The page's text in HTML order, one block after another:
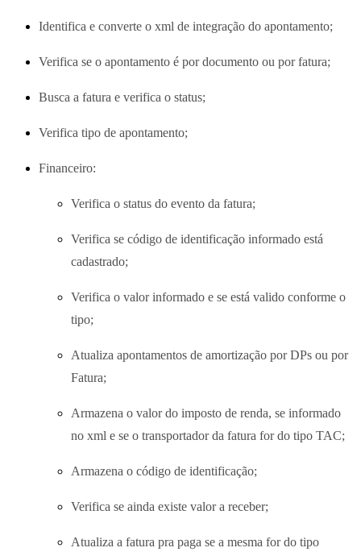
Identifica e converte o xml de integração do apontamento;
Verifica se o apontamento é por documento ou por fatura;
Busca a fatura e verifica o status;
Verifica tipo de apontamento;
Financeiro:
Verifica o status do evento da fatura;
Verifica se código de identificação informado está
cadastrado;
Verifica o valor informado e se está valido conforme o
tipo;
Atualiza apontamentos de amortização por DPs ou por
Fatura;
Armazena o valor do imposto de renda, se informado
no xml e se o transportador da fatura for do tipo TAC;
Armazena o código de identificação;
Verifica se ainda existe valor a receber;
Atualiza a fatura pra paga se a mesma for do tipo